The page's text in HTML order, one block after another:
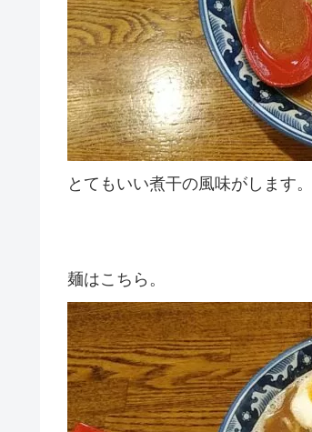
とてもいい煮干の風味がします。
麺はこちら。